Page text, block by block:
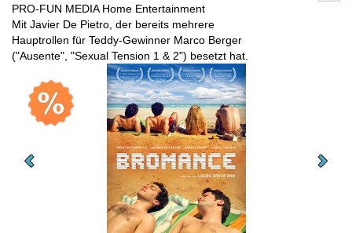
PRO-FUN MEDIA Home Entertainment
Mit Javier De Pietro, der bereits mehrere
Hauptrollen für Teddy-Gewinner Marco Berger
("Ausente", "Sexual Tension 1 & 2") besetzt hat.